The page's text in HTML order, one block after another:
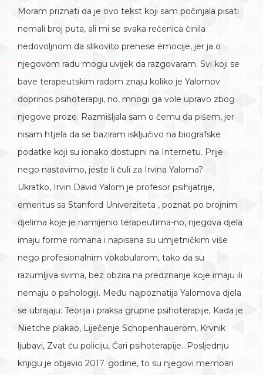
Moram priznati da je ovo tekst koji sam počinjala pisati
nemali broj puta, ali mi se svaka rečenica činila
nedovoljnom da slikovito prenese emocije, jer ja o
njegovom radu mogu uvijek da razgovaram. Svi koji se
bave terapeutskim radom znaju koliko je Yalomov
doprinos psihoterapiji, no, mnogi ga vole upravo zbog
njegove proze. Razmišljala sam o čemu da pišem, jer
nisam htjela da se baziram isključivo na biografske
podatke koji su ionako dostupni na Internetu. Prije
nego nastavimo, jeste li čuli za Irvina Yaloma?
Ukratko, Irvin David Yalom je profesor psihijatrije,
emeritus sa Stanford Univerziteta , poznat po brojnim
djelima koje je namijenio terapeutima-no, njegova djela
imaju forme romana i napisana su umjetničkim više
nego profesionalnim vokabularom, tako da su
razumljiva svima, bez obzira na predznanje koje imaju ili
nemaju o psihologiji. Među najpoznatija Yalomova djela
se ubrajaju: Teorija i praksa grupne psihoterapije, Kada je
Nietche plakao, Liječenje Schopenhauerom, Krvnik
ljubavi, Zvat ću policiju, Čari psihoterapije…Posljednju
knjigu je objavio 2017. godine, to su njegovi memoari